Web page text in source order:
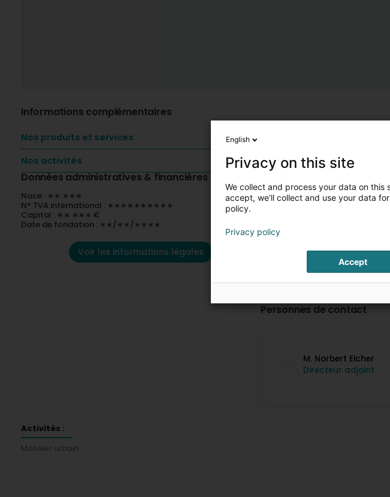
Informations complémentaires
Nos produits et services
Nos activités
Données administratives & financières
Nace : ∗∗.∗∗∗
N° TVA international : ∗∗∗∗∗∗∗∗∗∗
Capital : ∗∗ ∗∗∗ €
Date de fondation : ∗∗/∗∗/∗∗∗∗
Voir les informations légales
Personnes de contact
M. Norbert Eicher
Directeur adjoint
Activités :
Mobilier urbain
English
Privacy on this site
We collect and process your data on
accept, we'll collect and use your data
policy.
Privacy policy
Accept